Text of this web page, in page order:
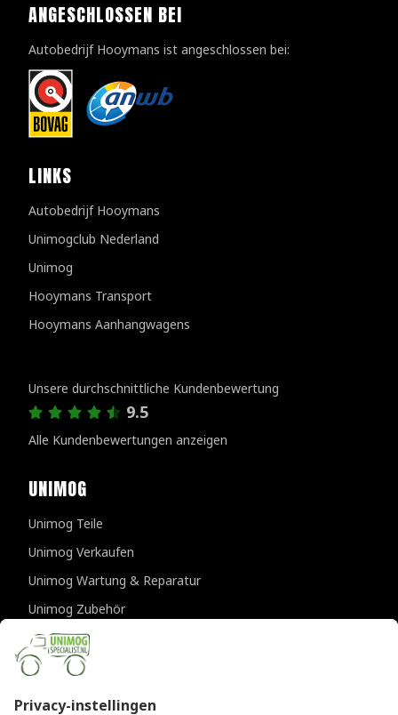
ANGESCHLOSSEN BEI
Autobedrijf Hooymans ist angeschlossen bei:
LINKS
Autobedrijf Hooymans
Unimogclub Nederland
Unimog
Hooymans Transport
Hooymans Aanhangwagens
Unsere durchschnittliche Kundenbewertung
9.5
Alle Kundenbewertungen anzeigen
UNIMOG
Unimog Teile
Unimog Verkaufen
Unimog Wartung & Reparatur
Unimog Zubehör
Unimog APK-prufungen
KONTAKTDATEN
Provincialeweg 94-98